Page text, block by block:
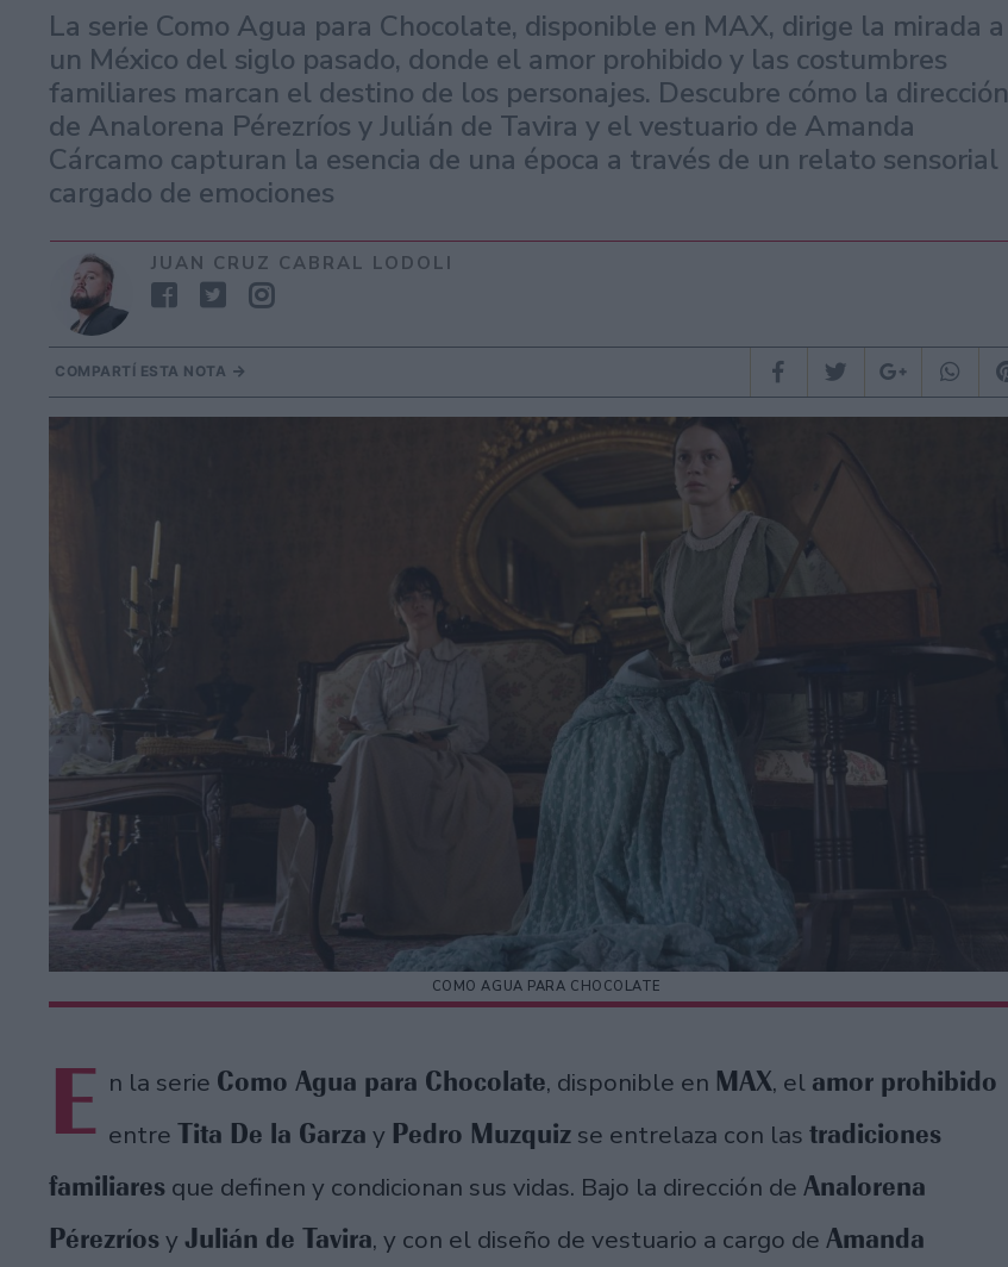
La serie Como Agua para Chocolate, disponible en MAX, dirige la mirada a
un México del siglo pasado, donde el amor prohibido y las costumbres
familiares marcan el destino de los personajes. Descubre cómo la dirección
de Analorena Pérezríos y Julián de Tavira y el vestuario de Amanda
Cárcamo capturan la esencia de una época a través de un relato sensorial
cargado de emociones
JUAN CRUZ CABRAL LODOLI
COMPARTÍ ESTA NOTA
COMO AGUA PARA CHOCOLATE
E n la serie Como Agua para Chocolate, disponible en MAX, el amor prohibido
entre Tita De la Garza y Pedro Muzquiz se entrelaza con las tradiciones
familiares que definen y condicionan sus vidas. Bajo la dirección de Analorena
Pérezríosy Julián de Tavira, y con el diseño de vestuario a cargo de Amanda